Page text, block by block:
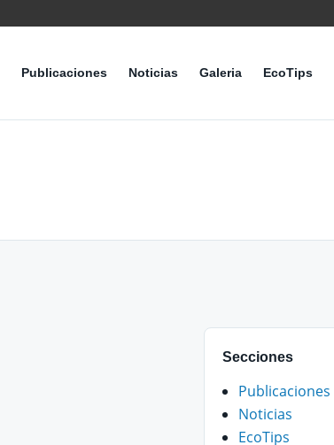
Publicaciones Noticias Galeria EcoTips
Secciones
Publicaciones
Noticias
EcoTips